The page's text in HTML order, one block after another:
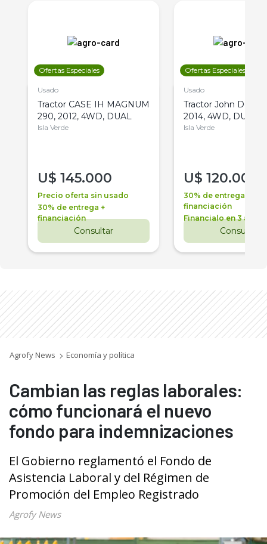
Ofertas Especiales
Usado
Tractor CASE IH MAGNUM
290, 2012, 4WD, DUAL
Isla Verde
U$ 145.000
Precio oferta sin usado
30% de entrega +
financiación
Consultar
Ofertas Especiales
Usado
Tractor John Deere
2014, 4WD, DUAL
Isla Verde
U$ 120.000
30% de entrega +
financiación
Financialo en 3 años
Consultar
Agrofy News Economía y política
Cambian las reglas laborales:
cómo funcionará el nuevo
fondo para indemnizaciones
El Gobierno reglamentó el Fondo de
Asistencia Laboral y del Régimen de
Promoción del Empleo Registrado
Agrofy News